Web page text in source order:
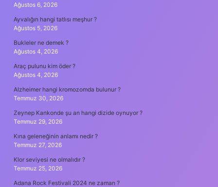
Ağustos 6, 2026
Ayvalığın hangi tatlısı meşhur ?
Ağustos 5, 2026
Bukleler ne demek ?
Ağustos 4, 2026
Araç pulunu kim öder ?
Ağustos 4, 2026
Alzheimer hangi kromozomda bulunur ?
Temmuz 30, 2026
Zeynep Kankonde şu an hangi dizide oynuyor ?
Temmuz 29, 2026
Kına geleneğinin anlamı nedir ?
Temmuz 27, 2026
Klor seviyesi ne olmalıdır ?
Temmuz 25, 2026
Adana Rock Festivali 2024 ne zaman ?